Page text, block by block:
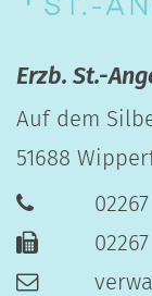
Erzb. St.-
Auf dem
51688